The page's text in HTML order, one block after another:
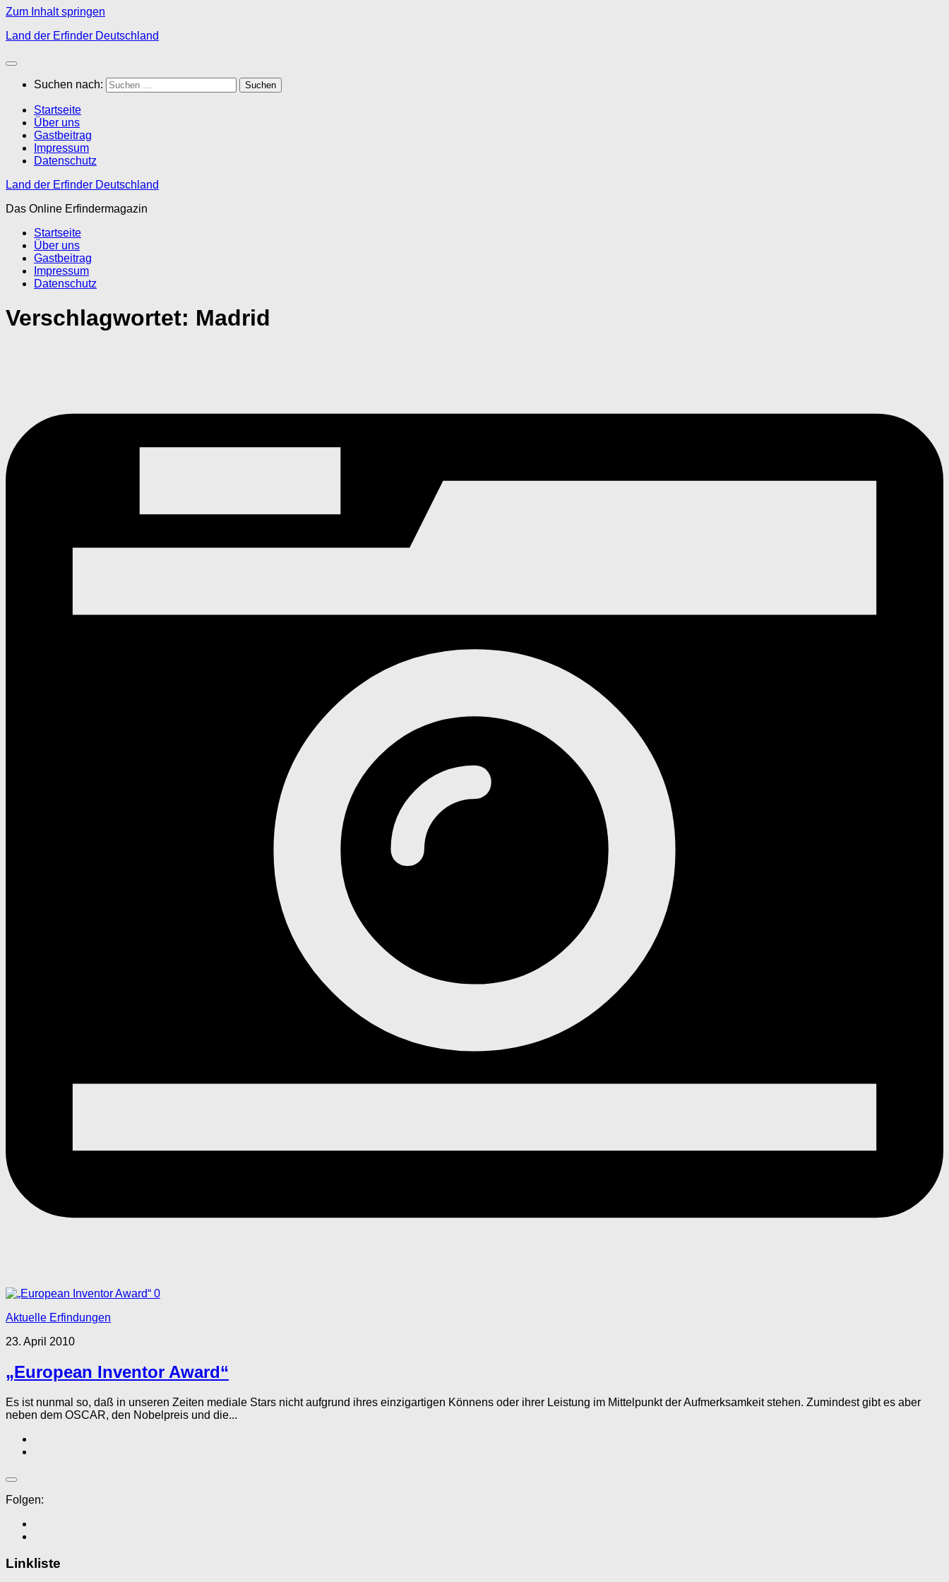
Zum Inhalt springen
Land der Erfinder Deutschland
Suchen nach:
Startseite
Über uns
Gastbeitrag
Impressum
Datenschutz
Land der Erfinder Deutschland
Das Online Erfindermagazin
Startseite
Über uns
Gastbeitrag
Impressum
Datenschutz
Verschlagwortet: Madrid
0
Aktuelle Erfindungen
23. April 2010
„European Inventor Award“
Es ist nunmal so, daß in unseren Zeiten mediale Stars nicht aufgrund ihres einzigartigen Könnens oder ihrer Leistung im Mittelpunkt der Aufmerksamkeit stehen. Zumindest gibt es aber
neben dem OSCAR, den Nobelpreis und die...
Folgen:
Linkliste